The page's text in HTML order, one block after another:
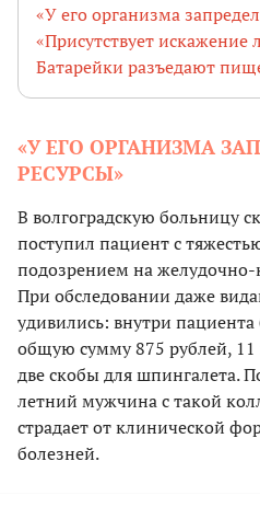
«У его организма
«Присутствует искажение
Батарейки разъедают
«У ЕГО ОРГАНИЗМА
РЕСУРСЫ»
В волгоградскую больницу
поступил пациент с
подозрением на
При обследовании даже
удивились: внутри
общую сумму 875 рублей, 11
две скобы для шпингалета.
летний мужчина с такой
страдает от клинической
болезней.